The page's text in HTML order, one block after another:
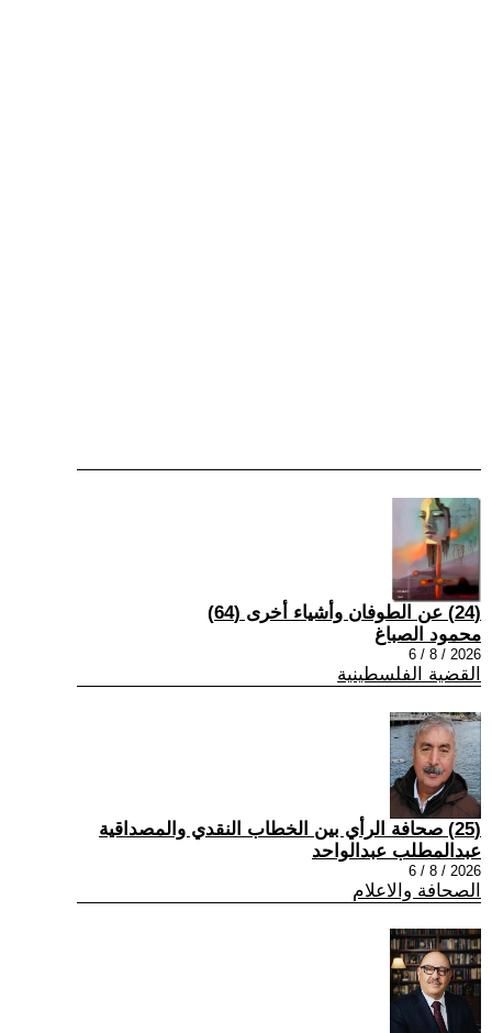
(24) عن الطوفان وأشياء أخرى (64)
محمود الصباغ
2026 / 8 / 6
القضية الفلسطينية
(25) صحافة الرأي بين الخطاب النقدي والمصداقية
عبدالمطلب عبدالواحد
2026 / 8 / 6
الصحافة والاعلام